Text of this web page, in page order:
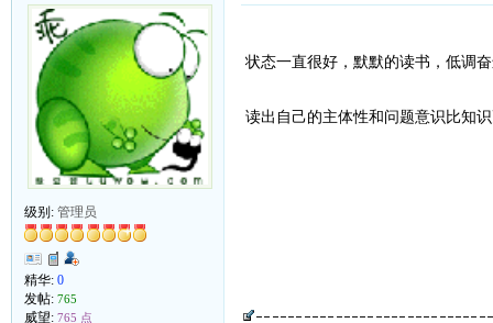
级别: 管理员
精华: 0
发帖: 765
威望: 765 点
状态一直很好，默默的读书，低调
读出自己的主体性和问题意识比知